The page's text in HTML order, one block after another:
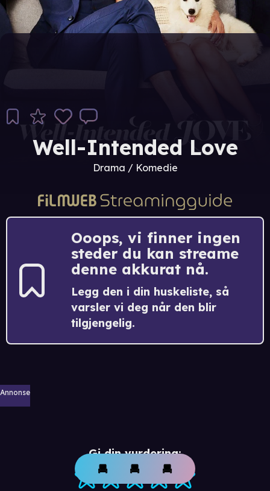
Well-Intended Love
Drama / Komedie
Ooops, vi finner ingen
steder du kan streame
denne akkurat nå.
Legg den i din huskeliste, så
varsler vi deg når den blir
tilgjengelig.
Annonse
Gi din vurdering: